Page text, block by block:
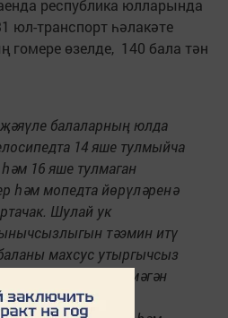
республика юлларында
юл-транспорт һәлакәте
гомере өзелде, 140 бала тән
балаларның юлда
14 яше тулмыйча
16 яше тулмаган
һәм мопедта йөрүләренә
Шулай ук
тәэмин итү
махсус утыргычсыз
каешы эләктермәгән
йөрүче әти-